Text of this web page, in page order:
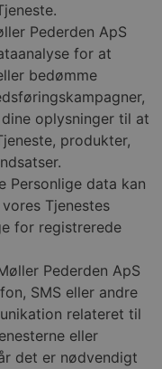
Pederden ApS
for at
bedømme
oplysninger til at
produkter,
Personlige data kan
Tjenestes
for registrerede
Pederden ApS
SMS eller andre
relateret til
eller
det er nødvendigt